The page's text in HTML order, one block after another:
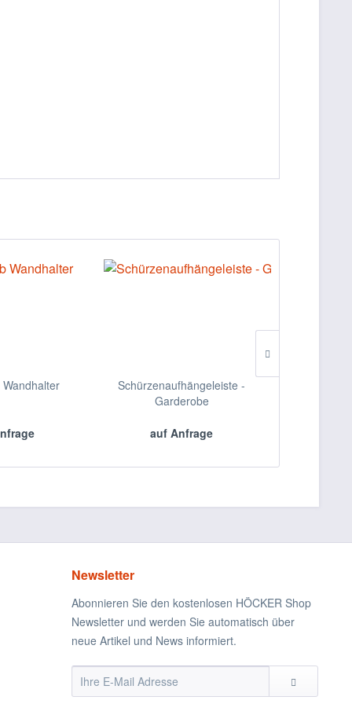
Schürzenaufhängeleiste -
Garderobe
auf Anfrage
Newsletter
Abonnieren Sie den kostenlosen HÖCKER Shop
Newsletter und werden Sie automatisch über
neue Artikel und News informiert.